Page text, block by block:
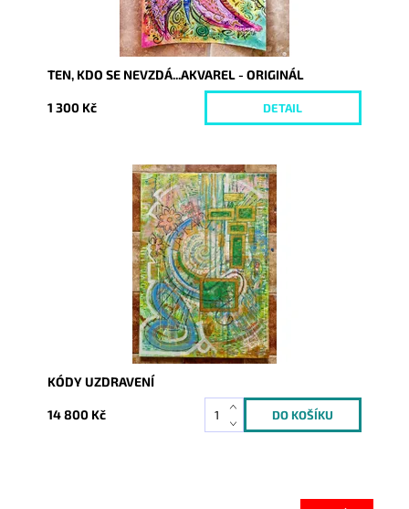
TEN, KDO SE NEVZDÁ...AKVAREL - ORIGINÁL
1 300 Kč DETAIL
Skladem
9360
KÓDY UZDRAVENÍ
14 800 Kč